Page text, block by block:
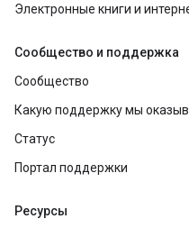
Электронные книги и
Сообщество и поддержка
Сообщество
Какую поддержку мы
Статус
Портал поддержки
Ресурсы